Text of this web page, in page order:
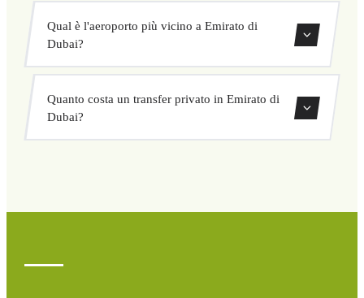
Emirato di Dubai con prezzi fissi e autisti professionisti.
Qual è l'aeroporto più vicino a Emirato di
Dubai?
aeroporti più vicini che servono Emirato di Dubai.
Quanto costa un transfer privato in Emirato di
Dubai?